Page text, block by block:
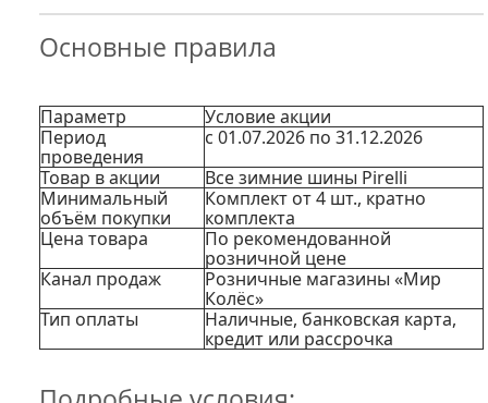
Основные правила
Параметр
Условие акции
Период
проведения
с 01.07.2026 по 31.12.2026
Товар в акции
Все зимние шины Pirelli
Минимальный
объём покупки
Комплект от 4 шт., кратно
комплекта
Цена товара
По рекомендованной
розничной цене
Канал продаж
Розничные магазины «Мир
Колёс»
Тип оплаты
Наличные, банковская карта,
кредит или рассрочка